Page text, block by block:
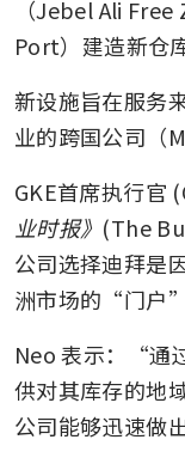
（Jebel Ali
Port）建造新仓
新设施旨在服务
业的跨国公司（
GKE首席执行官
业时报》 (The
公司选择迪拜是
洲市场的“门户”
Neo 表示：“通
供对其库存的地
公司能够迅速做